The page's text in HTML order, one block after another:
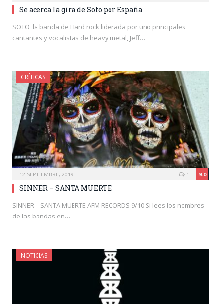
Se acerca la gira de Soto por España
SOTO la banda de Hard rock liderada por uno principales
cantantes y vocalistas de heavy metal, Jeff…
CRÍTICAS
12 SEPTIEMBRE, 2019 9.0
1
SINNER – SANTA MUERTE
SINNER – SANTA MUERTE AFM RECORDS 9/10 Si lees los nombres
de las bandas en…
NOTICIAS